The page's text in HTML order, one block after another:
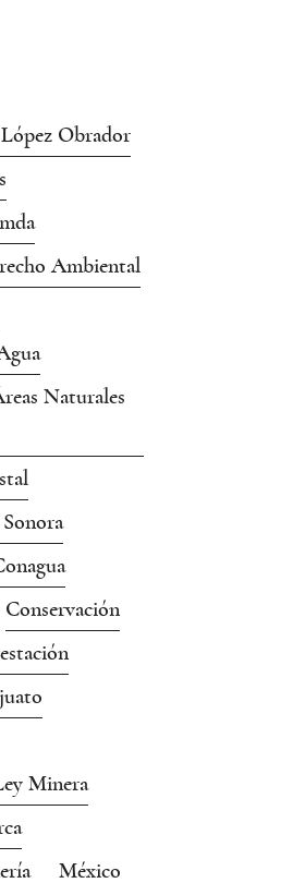
Obrador
Ambiental
Naturales
Conservación
Minera
México